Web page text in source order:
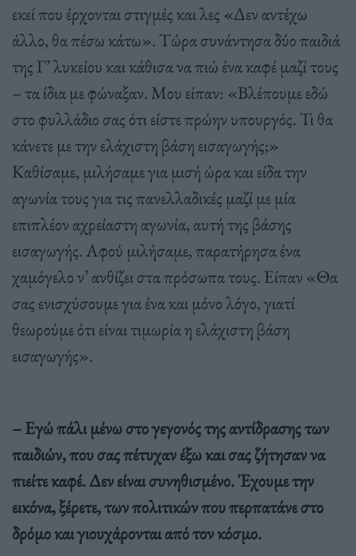
εκεί που έρχονται στιγμές και λες «Δεν αντέχω
άλλο, θα πέσω κάτω». Τώρα συνάντησα δύο παιδιά
της Γ’ λυκείου και κάθισα να πιώ ένα καφέ μαζί τους
– τα ίδια με φώναξαν. Μου είπαν: «Βλέπουμε εδώ
στο φυλλάδιο σας ότι είστε πρώην υπουργός. Τι θα
κάνετε με την ελάχιστη βάση εισαγωγής;»
Καθίσαμε, μιλήσαμε για μισή ώρα και είδα την
αγωνία τους για τις πανελλαδικές μαζί με μία
επιπλέον αχρείαστη αγωνία, αυτή της βάσης
εισαγωγής. Αφού μιλήσαμε, παρατήρησα ένα
χαμόγελο ν’ ανθίζει στα πρόσωπα τους. Είπαν «Θα
σας ενισχύσουμε για ένα και μόνο λόγο, γιατί
θεωρούμε ότι είναι τιμωρία η ελάχιστη βάση
εισαγωγής».
– Εγώ πάλι μένω στο γεγονός της αντίδρασης των
παιδιών, που σας πέτυχαν έξω και σας ζήτησαν να
πιείτε καφέ. Δεν είναι συνηθισμένο. Έχουμε την
εικόνα, ξέρετε, των πολιτικών που περπατάνε στο
δρόμο και γιουχάρονται από τον κόσμο.